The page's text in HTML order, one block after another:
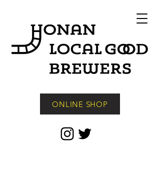
ONLINE SHOP